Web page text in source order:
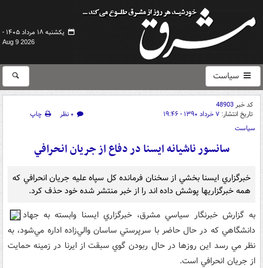
یکشنبه ۱۸ مرداد ۱۴۰۵ -
Aug 9 2026
سیاست
کد خبر48903
تاریخ انتشار: ۷ خرداد ۱۳۹۰ - ۱۹:۴۶ ۰ نظر
چاپ
سیاست
سانسور ناشيانه ايسنا در دفاع از جريان انحرافي
خبرگزاري ايسنا بخشي از سخنان فرمانده کل سپاه عليه جريان انحرافي که
همه خبرگزاريها پوشش داده اند را از خبر منتشر شده خود حذف کرد.
به گزارش خبرنگار سياسي مشرق، خبرگزاري ايسنا وابسته به جهاد
دانشگاهي که در حال حاضر با سرپرستي ساسان والي‌زاده اداره مي‌شود، به
نظر مي رسد اين روزها در حال ربودن گوي سبقت از ايرنا در زمينه حمايت
از جريان انحرافي است.